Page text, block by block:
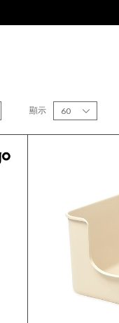
顯示 60